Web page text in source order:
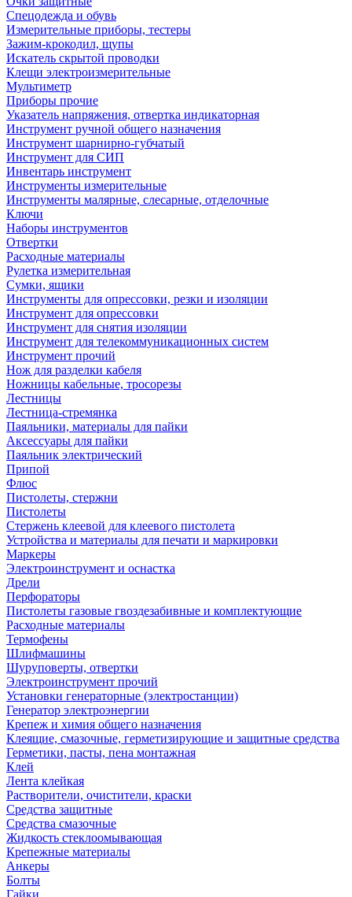
Спецодежда и обувь
Измерительные приборы, тестеры
Зажим-крокодил, щупы
Искатель скрытой проводки
Клещи электроизмерительные
Мультиметр
Приборы прочие
Указатель напряжения, отвертка индикаторная
Инструмент ручной общего назначения
Инструмент шарнирно-губчатый
Инструмент для СИП
Инвентарь инструмент
Инструменты измерительные
Инструменты малярные, слесарные, отделочные
Ключи
Наборы инструментов
Отвертки
Расходные материалы
Рулетка измерительная
Сумки, ящики
Инструменты для опрессовки, резки и изоляции
Инструмент для опрессовки
Инструмент для снятия изоляции
Инструмент для телекоммуникационных систем
Инструмент прочий
Нож для разделки кабеля
Ножницы кабельные, тросорезы
Лестницы
Лестница-стремянка
Паяльники, материалы для пайки
Аксессуары для пайки
Паяльник электрический
Припой
Флюс
Пистолеты, стержни
Пистолеты
Стержень клеевой для клеевого пистолета
Устройства и материалы для печати и маркировки
Маркеры
Электроинструмент и оснастка
Дрели
Перфораторы
Пистолеты газовые гвоздезабивные и комплектующие
Расходные материалы
Термофены
Шлифмашины
Шуруповерты, отвертки
Электроинструмент прочий
Установки генераторные (электростанции)
Генератор электроэнергии
Крепеж и химия общего назначения
Клеящие, смазочные, герметизирующие и защитные средства
Герметики, пасты, пена монтажная
Клей
Лента клейкая
Растворители, очистители, краски
Средства защитные
Средства смазочные
Жидкость стеклоомывающая
Крепежные материалы
Анкеры
Болты
Гайки